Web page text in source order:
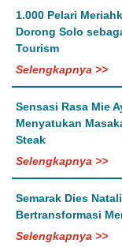
1.000 Pelari
Dorong Solo
Tourism
Selengkapnya >>
Sensasi Rasa Mie
Menyatukan
Steak
Selengkapnya >>
Semarak Dies
Bertransformasi
Selengkapnya >>